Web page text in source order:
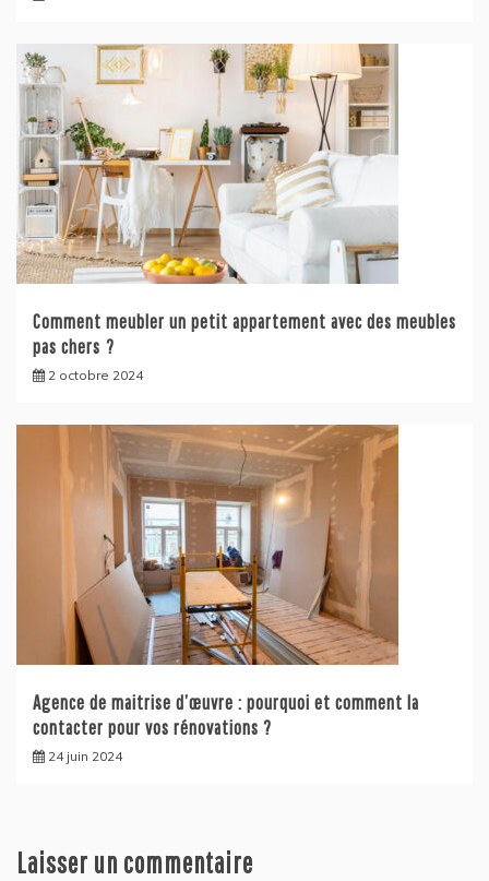
Comment meubler un petit appartement avec des meubles
pas chers ?
2 octobre 2024
Agence de maitrise d’œuvre : pourquoi et comment la
contacter pour vos rénovations ?
24 juin 2024
Laisser un commentaire